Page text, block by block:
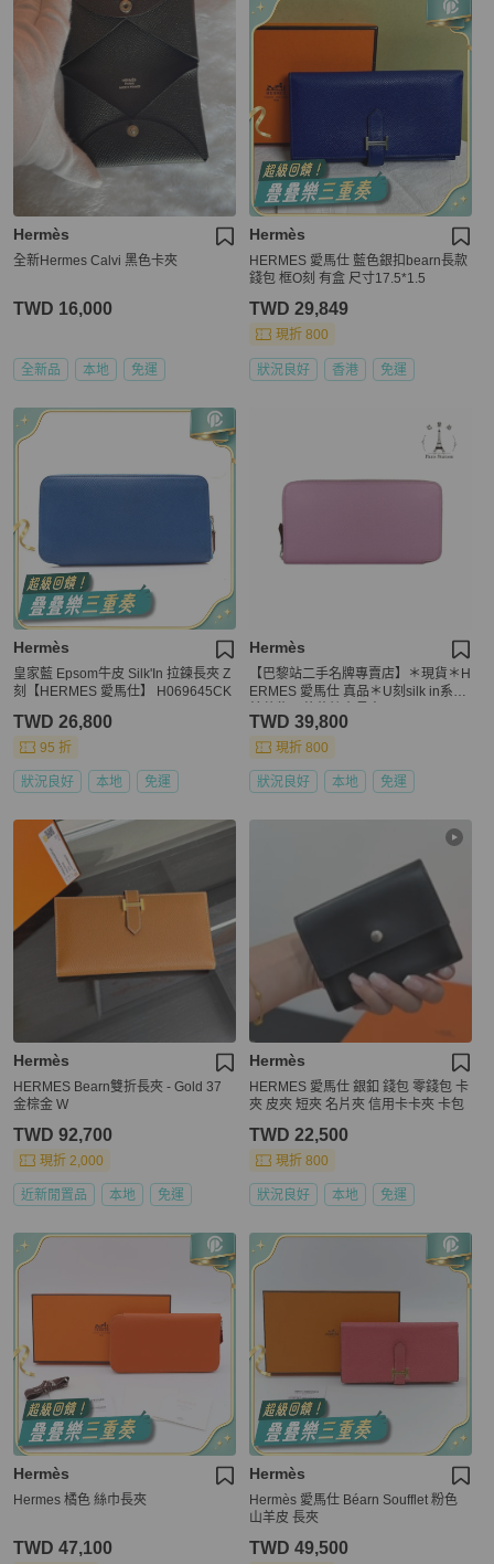
Hermès
全新Hermes Calvi 黑色卡夾
TWD 16,000
全新品 本地 免運
Hermès
HERMES 愛馬仕 藍色銀扣bearn長款
錢包 框O刻 有盒 尺寸17.5*1.5
TWD 29,849
現折 800
狀況良好 香港 免運
Hermès
皇家藍 Epsom牛皮 Silk'In 拉鍊長夾 Z
刻【HERMES 愛馬仕】 H069645CK
TWD 26,800
95 折
狀況良好 本地 免運
Hermès
【巴黎站二手名牌專賣店】＊現貨＊H
ERMES 愛馬仕 真品＊U刻silk in系列
TWD 39,800
現折 800
狀況良好 本地 免運
Hermès
HERMES Bearn雙折長夾 - Gold 37
金棕金 W
TWD 92,700
現折 2,000
近新閒置品 本地 免運
Hermès
HERMES 愛馬仕 銀釦 錢包 零錢包 卡
夾 皮夾 短夾 名片夾 信用卡卡夾 卡包
TWD 22,500
現折 800
狀況良好 本地 免運
Hermès
Hermes 橘色 絲巾長夾
TWD 47,100
Hermès
Hermès 愛馬仕 Béarn Soufflet 粉色
山羊皮 長夾
TWD 49,500